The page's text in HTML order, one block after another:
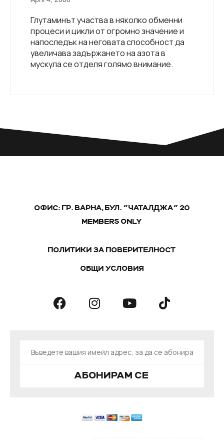
Глутаминът участва в няколко обменни
процеси и цикли от огромно значение и
напоследък на неговата способност да
увеличава задържането на азота в
мускула се отделя голямо внимание.
ОФИС: ГР. ВАРНА, БУЛ. "ЧАТАЛДЖА" 20
MEMBERS ONLY
ПОЛИТИКИ ЗА ПОВЕРИТЕЛНОСТ
ОБЩИ УСЛОВИЯ
АБОНИРАМ СЕ